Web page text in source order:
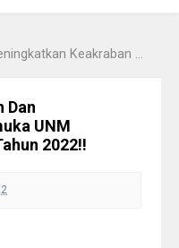
Keakraban Dan Kekeluargaan, UKM Pramuka UNM Mengadakan Fun Camp Tahun 2022!!
Dan
UNM
2022!!